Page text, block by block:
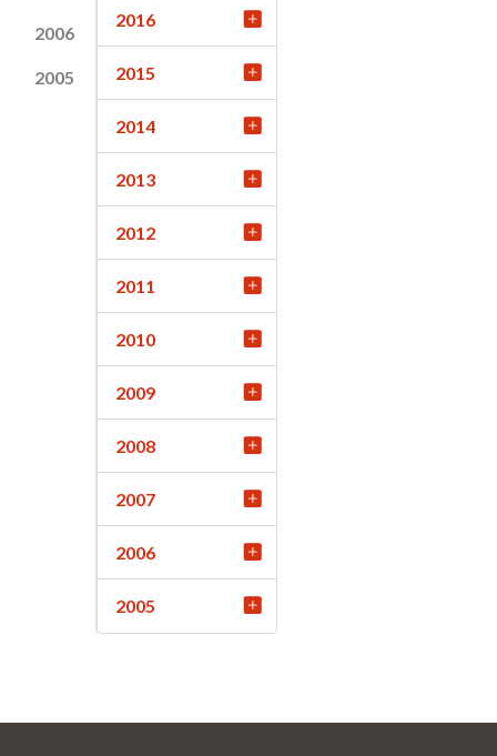
2006
2005
2016
2015
2014
2013
2012
2011
2010
2009
2008
2007
2006
2005